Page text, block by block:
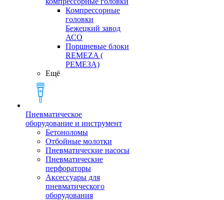
Компрессорные
головки
Бежецкий завод
АСО
Поршневые блоки
REMEZA (
РЕМЕЗА)
Ещё
Пневматическое
оборудование и инструмент
Бетоноломы
Отбойные молотки
Пневматические насосы
Пневматические
перфораторы
Аксессуары для
пневматического
оборудования